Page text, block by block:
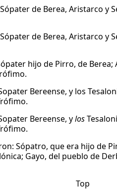
de Berea, Aristarco y
de Berea, Aristarco y
hijo de Pirro, de
Bereense, y los
Bereense, ylos
Sópatro, que era hijo de
Gayo, del pueblo de
Top